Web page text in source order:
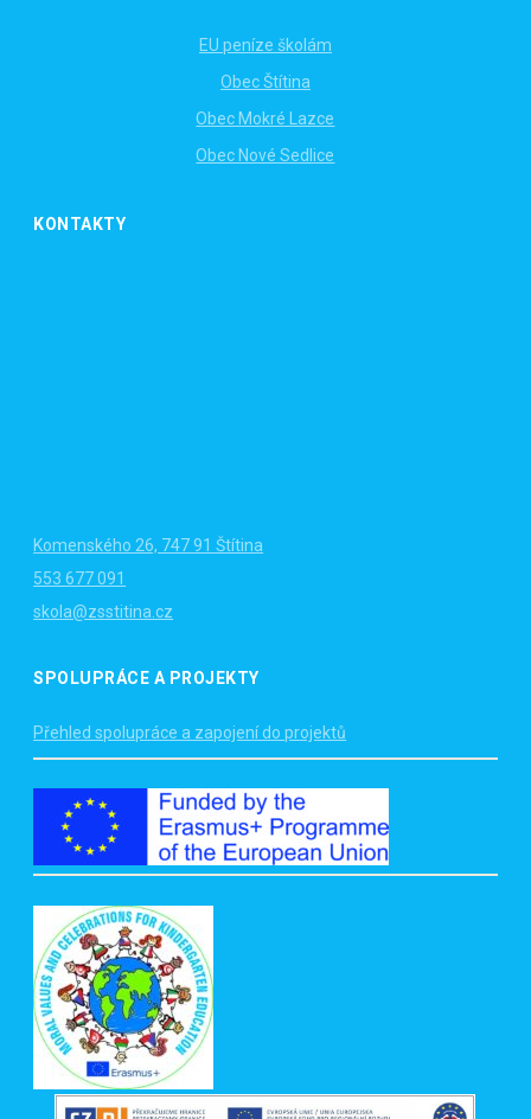
EU peníze školám
Obec Štítina
Obec Mokré Lazce
Obec Nové Sedlice
KONTAKTY
Komenského 26, 747 91 Štítina
553 677 091
skola@zsstitina.cz
SPOLUPRÁCE A PROJEKTY
Přehled spolupráce a zapojení do projektů